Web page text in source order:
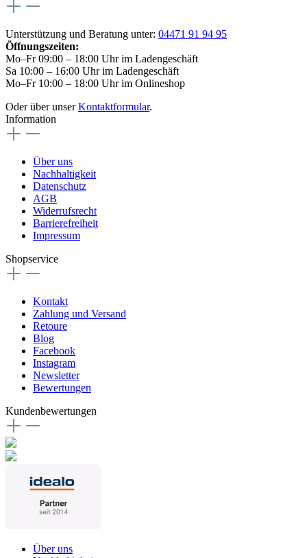
Unterstützung und Beratung unter: 04471 91 94 95
Öffnungszeiten:
Mo–Fr 09:00 – 18:00 Uhr im Ladengeschäft
Sa 10:00 – 16:00 Uhr im Ladengeschäft
Mo–Fr 10:00 – 18:00 Uhr im Onlineshop
Oder über unserKontaktformular.
Information
Über uns
Nachhaltigkeit
Datenschutz
AGB
Widerrufsrecht
Barrierefreiheit
Impressum
Shopservice
Kontakt
Zahlung und Versand
Retoure
Blog
Facebook
Instagram
Newsletter
Bewertungen
Kundenbewertungen
Über uns